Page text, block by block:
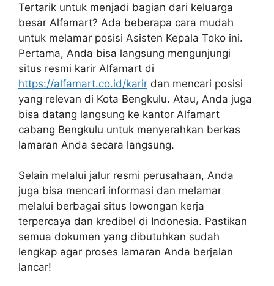
Tertarik untuk menjadi bagian dari keluarga
besar Alfamart? Ada beberapa cara mudah
untuk melamar posisi Asisten Kepala Toko ini.
Pertama, Anda bisa langsung mengunjungi
situs resmi karir Alfamart di
https://alfamart.co.id/karir dan mencari posisi
yang relevan di Kota Bengkulu. Atau, Anda juga
bisa datang langsung ke kantor Alfamart
cabang Bengkulu untuk menyerahkan berkas
lamaran Anda secara langsung.
Selain melalui jalur resmi perusahaan, Anda
juga bisa mencari informasi dan melamar
melalui berbagai situs lowongan kerja
terpercaya dan kredibel di Indonesia. Pastikan
semua dokumen yang dibutuhkan sudah
lengkap agar proses lamaran Anda berjalan
lancar!